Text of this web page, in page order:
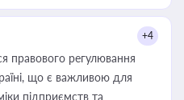
+4
правового регулювання
що є важливою для
підприємств та